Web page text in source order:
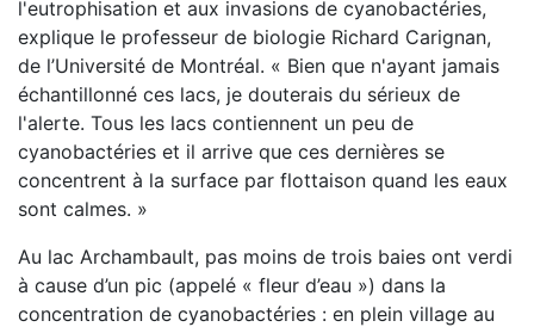
l'eutrophisation et aux invasions de cyanobactéries,
explique le professeur de biologie Richard Carignan,
de l’Université de Montréal. « Bien que n'ayant jamais
échantillonné ces lacs, je douterais du sérieux de
l'alerte. Tous les lacs contiennent un peu de
cyanobactéries et il arrive que ces dernières se
concentrent à la surface par flottaison quand les eaux
sont calmes. »
Au lac Archambault, pas moins de trois baies ont verdi
à cause d’un pic (appelé « fleur d’eau ») dans la
concentration de cyanobactéries : en plein village au